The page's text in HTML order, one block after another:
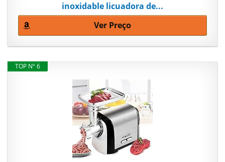
inoxidable licuadora de...
Ver Preço
TOP Nº 6